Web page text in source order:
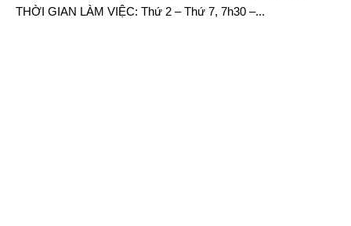
THỜI GIAN LÀM VIỆC: Thứ 2 – Thứ 7, 7h30 –...